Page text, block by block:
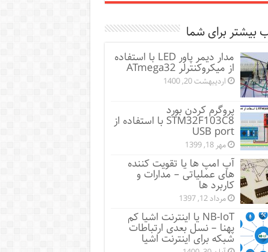
بیشتر برای شما
مدار دیمر پاور LED با استفاده
از میکروکنترلر ATmega32
اردیبهشت 20, 1400
پروگرم کردن بورد
STM32F103C8 با استفاده از
USB port
مهر 18, 1399
آپ امپ ها یا تقویت کننده
های عملیاتی – مدارات و
کاربرد ها
مرداد 12, 1397
NB-IoT یا اینترنت اشیا کم
پهنا – نسل بعدی ارتباطات
شبکه برای اینترنت اشیا